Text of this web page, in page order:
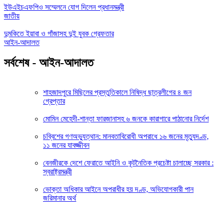
ইউএইচএফপিও সম্মেলনে যোগ দিলেন প্রধানমন্ত্রী
জাতীয়
দুমকিতে ইয়াবা ও গাঁজাসহ দুই যুবক গ্রেফতার
আইন-আদালত
সর্বশেষ - আইন-আদালত
শাহজাদপুরে মিছিলের প্রস্তুতিকালে নিষিদ্ধ ছাত্রলীগের ৪ জন
গ্রেপ্তার
মোমিন মেহেদী-শান্তা ফারজানাসহ ৬ জনকে কারাগারে পাঠানোর নির্দেশ
চব্বিশের গণঅভ্যুত্থান: মানবতাবিরোধী অপরাধে ১৬ জনের মৃত্যুদণ্ড,
১১ জনের যাবজ্জীবন
বেনজীরকে দেশে ফেরাতে আইনি ও কূটনৈতিক প্রচেষ্টা চালাচ্ছে সরকার :
স্বরাষ্ট্রমন্ত্রী
ভোক্তা অধিকার আইনে অপরাধীর হয় দণ্ড, অভিযোগকারী পান
জরিমানার অর্থ